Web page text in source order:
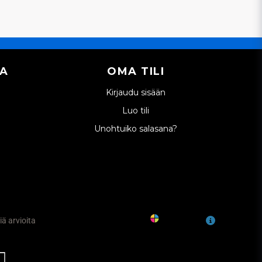
OMA TILI
Kirjaudu sisään
Luo tili
Unohtuiko salasana?